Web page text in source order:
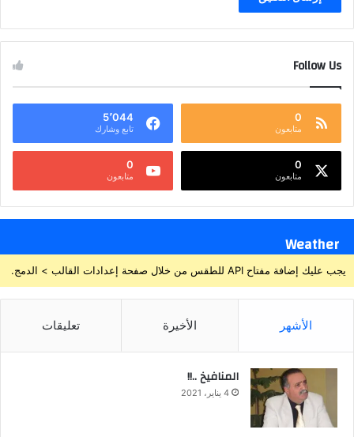
Follow Us
0
متابعون
5٬044
تابع وشارك
0
متابعون
0
متابعون
Weather
يجب عليك إضافة مفتاح API للطقس من خلال صفحة إعدادات القالب > الدمج.
الأشهر الأخيرة تعليقات
المنافيخ ..!!
4 يناير، 2021